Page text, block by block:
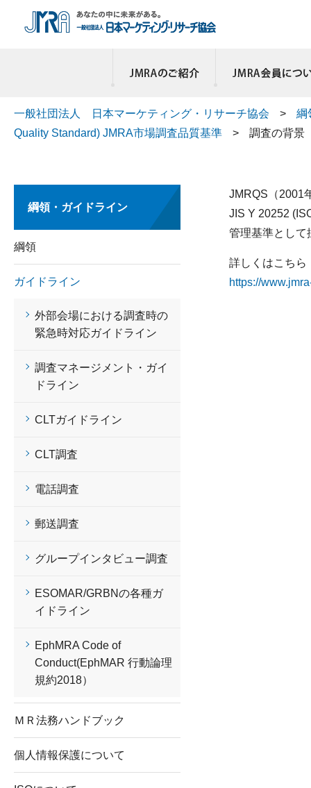
一般社団法人 日本マーケティング・リサーチ協会 >
綱
Quality Standard) JMRA市場調査品質基準
> 調査の背景
JMRQS（2001
JIS Y 20252
管理基準として
詳しくはこちら
https://
綱領・ガイドライン
綱領
ガイドライン
外部会場における調査時の
緊急時対応ガイドライン
調査マネージメント・ガイ
ドライン
CLTガイドライン
CLT調査
電話調査
郵送調査
グループインタビュー調査
ESOMAR/GRBNの各種ガ
イドライン
EphMRA Code of
Conduct(EphMAR 行動論理
規約2018）
ＭＲ法務ハンドブック
個人情報保護について